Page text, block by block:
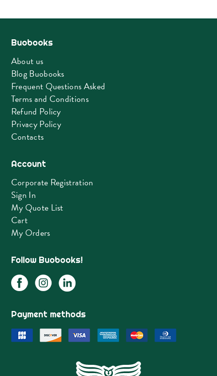
Buobooks
About us
Blog Buobooks
Frequent Questions Asked
Terms and Conditions
Refund Policy
Privacy Policy
Contacts
Account
Corporate Registration
Sign In
My Quote List
Cart
My Orders
Follow Buobooks!
Payment methods